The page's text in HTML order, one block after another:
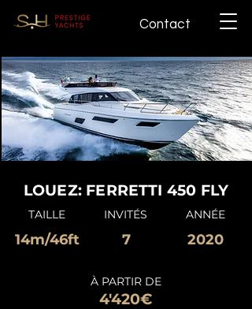
Contact
LOUEZ: FERRETTI 450 FLY
TAILLE INVITÉS ANNÉE
14m/46ft 7 2020
À PARTIR DE
4'420€